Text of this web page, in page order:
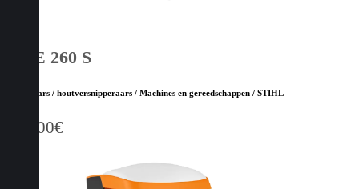
GHE 260 S
Hakselaars / houtversnipperaars / Machines en gereedschappen / STIHL
729,00€